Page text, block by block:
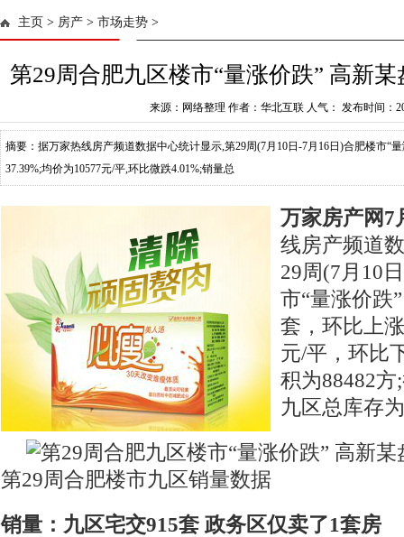
主页 > 房产 > 市场走势 >
第29周合肥九区楼市“量涨价跌” 高新
来源：网络整理 作者：华北互联 人气： 发布时间：
摘要：据万家热线房产频道数据中心统计显示,第29周(7月10日-7月16日)合肥楼市“
37.39%;均价为10577元/平,环比微跌4.01%;销量总
万家房产网7
线房产频道
29周(7月10
市“量涨价跌
套，环比上
元/平，环比
积为88482
九区总库存
第29周合肥楼市九区销量数据
销量：九区宅交915套 政务区仅卖了1套房